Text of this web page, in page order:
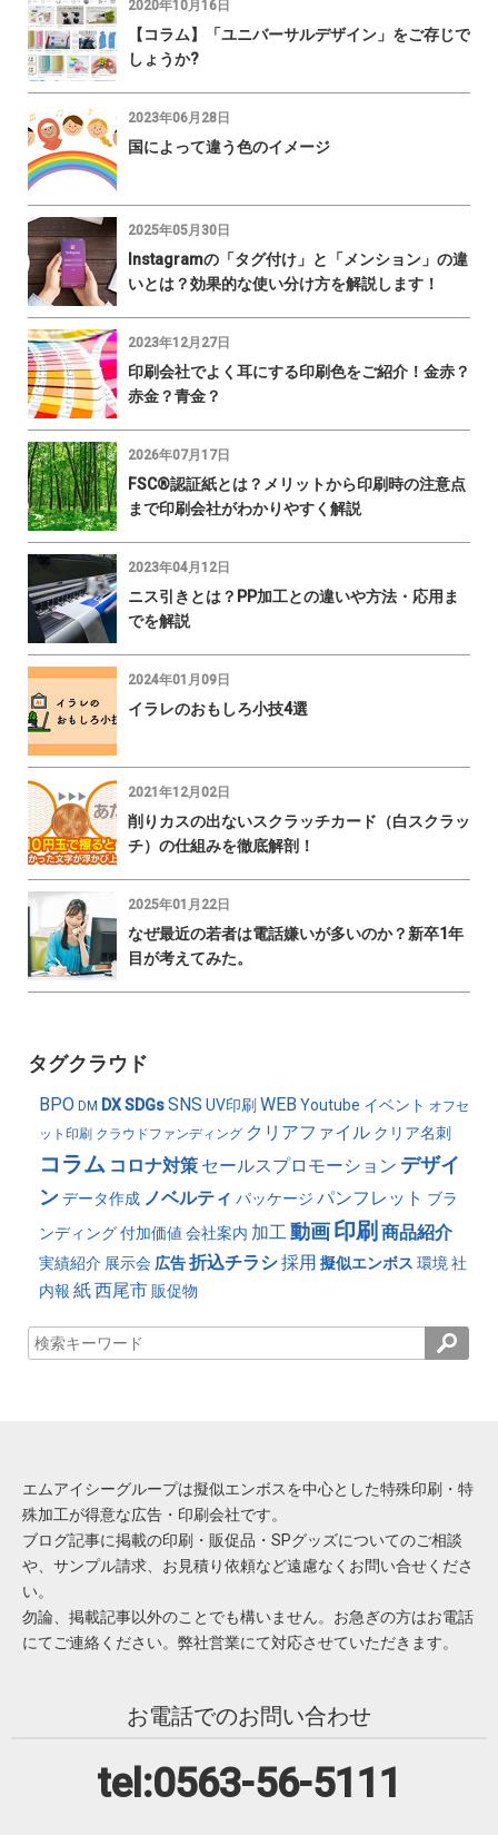
2020年10月16日
【コラム】「ユニバーサルデザイン」をご存じで
しょうか?
2023年06月28日
国によって違う色のイメージ
2025年05月30日
Instagramの「タグ付け」と「メンション」の違
いとは？効果的な使い分け方を解説します！
2023年12月27日
印刷会社でよく耳にする印刷色をご紹介！金赤？
赤金？青金？
2026年07月17日
FSC®認証紙とは？メリットから印刷時の注意点
まで印刷会社がわかりやすく解説
2023年04月12日
ニス引きとは？PP加工との違いや方法・応用ま
でを解説
2024年01月09日
イラレのおもしろ小技4選
2021年12月02日
削りカスの出ないスクラッチカード（白スクラッ
チ）の仕組みを徹底解剖！
2025年01月22日
なぜ最近の若者は電話嫌いが多いのか？新卒1年
目が考えてみた。
タグクラウド
BPO DM DXSDGsSNS UV印刷WEB Youtube イベント オフセ
ット印刷 クラウドファンディング クリアファイル クリア名刺
コラム コロナ対策 セールスプロモーション デザイ
ンデータ作成 ノベルティ パッケージ パンフレット ブラ
ンディング付加価値 会社案内 加工 動画印刷 商品紹介
実績紹介 展示会 広告折込チラシ採用 擬似エンボス 環境 社
内報 紙西尾市販促物
エムアイシーグループは擬似エンボスを中心とした特殊印刷・特
殊加工が得意な広告・印刷会社です。
ブログ記事に掲載の印刷・販促品・SPグッズについてのご相談
や、サンプル請求、お見積り依頼など遠慮なくお問い合せくださ
い。
勿論、掲載記事以外のことでも構いません。お急ぎの方はお電話
にてご連絡ください。弊社営業にて対応させていただきます。
お電話でのお問い合わせ
tel:0563-56-5111